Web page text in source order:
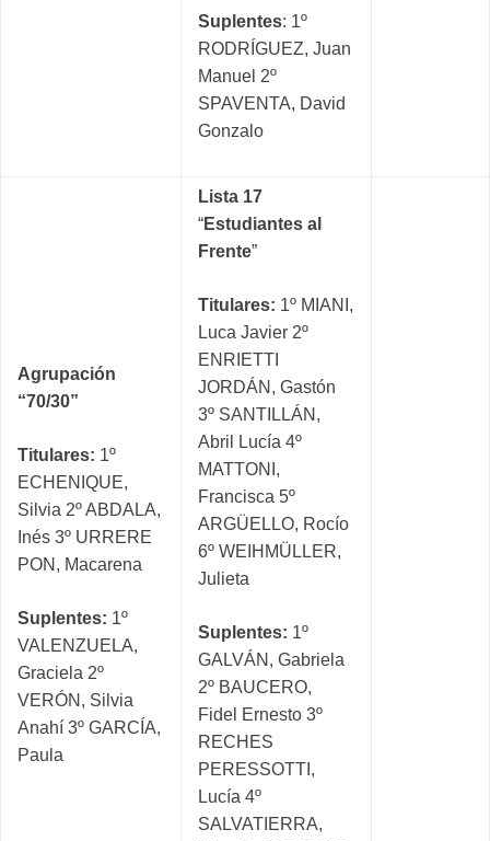
Suplentes: 1º
RODRÍGUEZ, Juan
Manuel 2º
SPAVENTA, David
Gonzalo
Agrupación
“70/30”
Titulares: 1º
ECHENIQUE,
Silvia 2º ABDALA,
Inés 3º URRERE
PON, Macarena
Suplentes: 1º
VALENZUELA,
Graciela 2º
VERÓN, Silvia
Anahí 3º GARCÍA,
Paula
Lista 17
“Estudiantes al
Frente”
Titulares: 1º MIANI,
Luca Javier 2º
ENRIETTI
JORDÁN, Gastón
3º SANTILLÁN,
Abril Lucía 4º
MATTONI,
Francisca 5º
ARGÜELLO, Rocío
6º WEIHMÜLLER,
Julieta
Suplentes: 1º
GALVÁN, Gabriela
2º BAUCERO,
Fidel Ernesto 3º
RECHES
PERESSOTTI,
Lucía 4º
SALVATIERRA,